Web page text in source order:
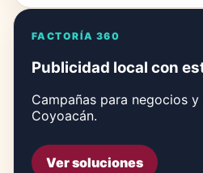
FACTORÍA 360
Publicidad local con
Campañas para negocios
Coyoacán.
Ver soluciones